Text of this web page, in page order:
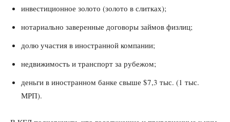
инвестиционное золото (золото в слитках);
нотариально заверенные договоры займов физлиц;
долю участия в иностранной компании;
недвижимость и транспорт за рубежом;
деньги в иностранном банке свыше $7,3 тыс. (1 тыс.
МРП).